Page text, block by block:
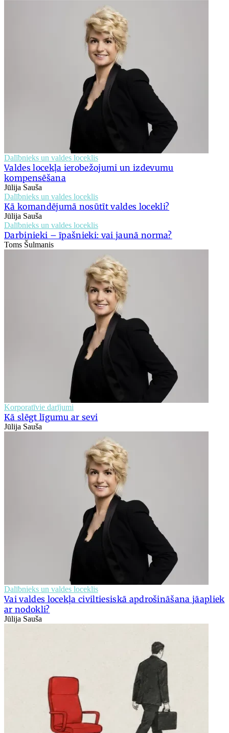
Dalībnieks un valdes loceklis
Valdes locekļa ierobežojumi un izdevumu
kompensēšana
Jūlija Sauša
Dalībnieks un valdes loceklis
Kā komandējumā nosūtīt valdes locekli?
Jūlija Sauša
Dalībnieks un valdes loceklis
Darbinieki – īpašnieki: vai jaunā norma?
Toms Šulmanis
Korporatīvie darījumi
Kā slēgt līgumu ar sevi
Jūlija Sauša
Dalībnieks un valdes loceklis
Vai valdes locekļa civiltiesiskā apdrošināšana jāapliek
ar nodokli?
Jūlija Sauša